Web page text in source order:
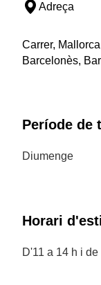
Adreça
Carrer,
Barcelonès,
Període de
Diumenge
Horari
D'11 a 14 h i